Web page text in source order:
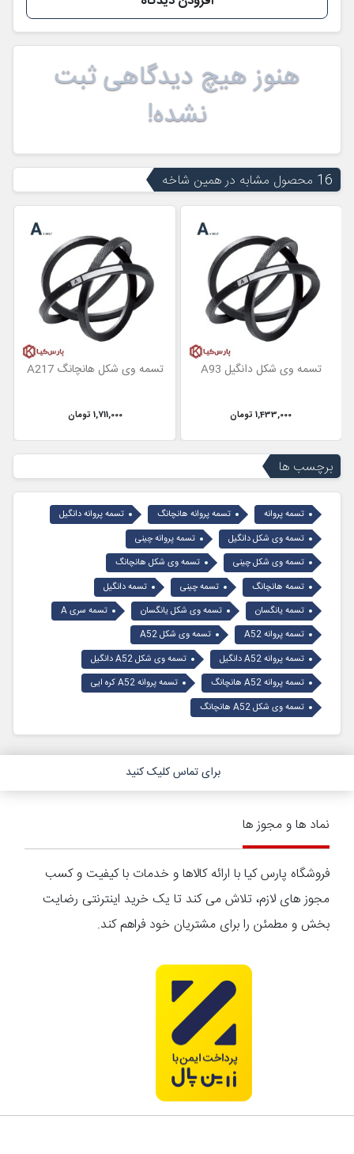
هنوز هیچ دیدگاهی ثبت
نشده!
16 محصول مشابه در همین شاخه
تسمه وی شکل دانگیل A93
1,433,000 تومان
تسمه وی شکل هانچانگ A217
1,711,000 تومان
برچسب ها
تسمه پروانه تسمه پروانه هانچانگ
تسمه پروانه دانگیل
تسمه وی شکل دانگیل
تسمه پروانه چینی
تسمه وی شکل چینی
تسمه وی شکل هانچانگ
تسمه هانچانگ
تسمه چینی
تسمه دانگیل
تسمه یانگسان
تسمه وی شکل یانگسان
تسمه سری A
تسمه پروانه A52
تسمه وی شکل A52
تسمه پروانه A52 دانگیل
تسمه وی شکل A52 دانگیل
تسمه پروانه A52 هانچانگ
تسمه پروانه A52 کره ایی
تسمه وی شکل A52 هانچانگ
برای تماس کلیک کنید
نماد ها و مجوز ها
فروشگاه پارس کیا با ارائه کالاها و خدمات با کیفیت و کسب
مجوز های لازم، تلاش می کند تا یک خرید اینترنتی رضایت
بخش و مطمئن را برای مشتریان خود فراهم کند.